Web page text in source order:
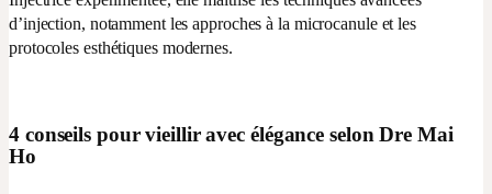
d’injection, notamment les approches à la microcanule et les
protocoles esthétiques modernes.
4 conseils pour vieillir avec élégance selon Dre Mai
Ho